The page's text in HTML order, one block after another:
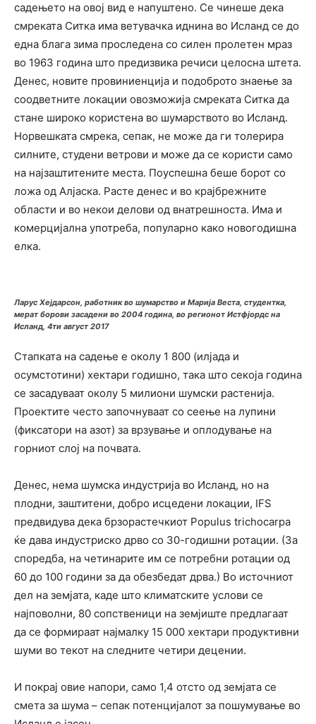
садењето на овој вид е напуштено. Се чинеше дека
смреката Ситка има ветувачка иднина во Исланд се до
една блага зима проследена со силен пролетен мраз
во 1963 година што предизвика речиси целосна штета.
Денес, новите провиниенција и подоброто знаење за
соодветните локации овозможија смреката Ситка да
стане широко користена во шумарството во Исланд.
Норвешката смрека, сепак, не може да ги толерира
силните, студени ветрови и може да се користи само
на најзаштитените места. Поуспешна беше борот со
ложа од Алјаска. Расте денес и во крајбрежните
области и во некои делови од внатрешноста. Има и
комерцијална употреба, популарно како новогодишна
елка.
Ларус Хејдарсон, работник во шумарство и Марија Веста, студентка,
мерат борови засадени во 2004 година, во регионот Истфјордс на
Исланд, 4ти август 2017
Стапката на садење е околу 1 800 (илјада и
осумстотини) хектари годишно, така што секоја година
се засадуваат околу 5 милиони шумски растенија.
Проектите често започнуваат со сеење на лупини
(фиксатори на азот) за врзување и оплодување на
горниот слој на почвата.
Денес, нема шумска индустрија во Исланд, но на
плодни, заштитени, добро исцедени локации, IFS
предвидува дека брзорастечкиот Populus trichocarpa
ќе дава индустриско дрво со 30-годишни ротации. (За
споредба, на четинарите им се потребни ротации од
60 до 100 години за да обезбедат дрва.) Во источниот
дел на земјата, каде што климатските услови се
најповолни, 80 сопственици на земјиште предлагаат
да се формираат најмалку 15 000 хектари продуктивни
шуми во текот на следните четири децении.
И покрај овие напори, само 1,4 отсто од земјата се
смета за шума – сепак потенцијалот за пошумување во